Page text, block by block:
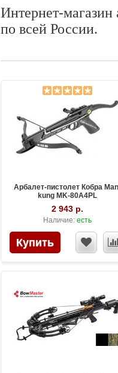
Интернет-магазин
по всей России.
Арбалет-пистолет Кобра
kung MK-80A4PL
2 943 р.
Наличие: есть